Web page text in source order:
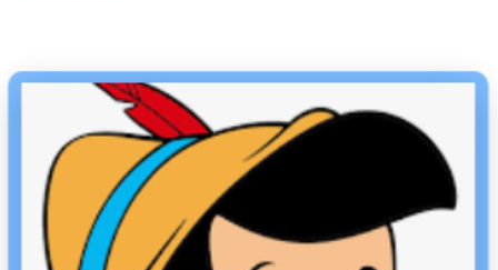
Faisons
sens:
l’ouïe
et